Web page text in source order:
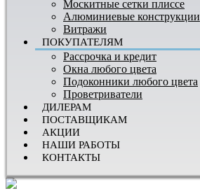
Москитные сетки плиссе
Алюминиевые конструкции
Витражи
ПОКУПАТЕЛЯМ
Рассрочка и кредит
Окна любого цвета
Подоконники любого цвета
Проветриватели
ДИЛЕРАМ
ПОСТАВЩИКАМ
АКЦИИ
НАШИ РАБОТЫ
КОНТАКТЫ